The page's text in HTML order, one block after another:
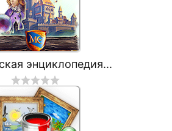
энциклопедия...